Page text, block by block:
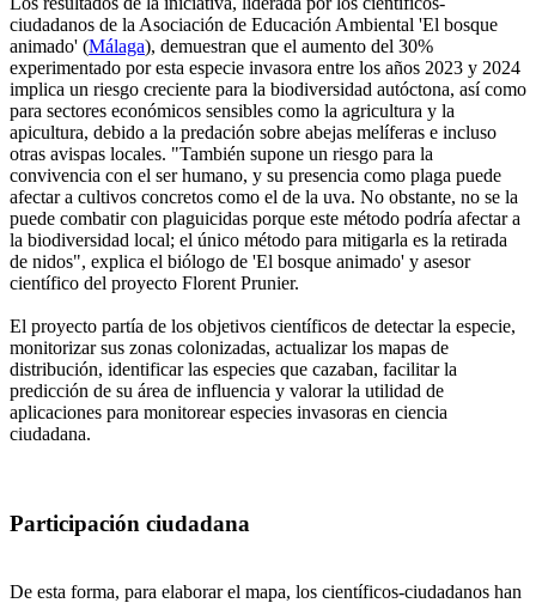
ciudadanos de la Asociación de Educación Ambiental 'El bosque
animado' (Málaga), demuestran que el aumento del 30%
experimentado por esta especie invasora entre los años 2023 y 2024
implica un riesgo creciente para la biodiversidad autóctona, así como
para sectores económicos sensibles como la agricultura y la
apicultura, debido a la predación sobre abejas melíferas e incluso
otras avispas locales. "También supone un riesgo para la
convivencia con el ser humano, y su presencia como plaga puede
afectar a cultivos concretos como el de la uva. No obstante, no se la
puede combatir con plaguicidas porque este método podría afectar a
la biodiversidad local; el único método para mitigarla es la retirada
de nidos", explica el biólogo de 'El bosque animado' y asesor
científico del proyecto Florent Prunier.
El proyecto partía de los objetivos científicos de detectar la especie,
monitorizar sus zonas colonizadas, actualizar los mapas de
distribución, identificar las especies que cazaban, facilitar la
predicción de su área de influencia y valorar la utilidad de
aplicaciones para monitorear especies invasoras en ciencia
ciudadana.
Participación ciudadana
De esta forma, para elaborar el mapa, los científicos-ciudadanos han